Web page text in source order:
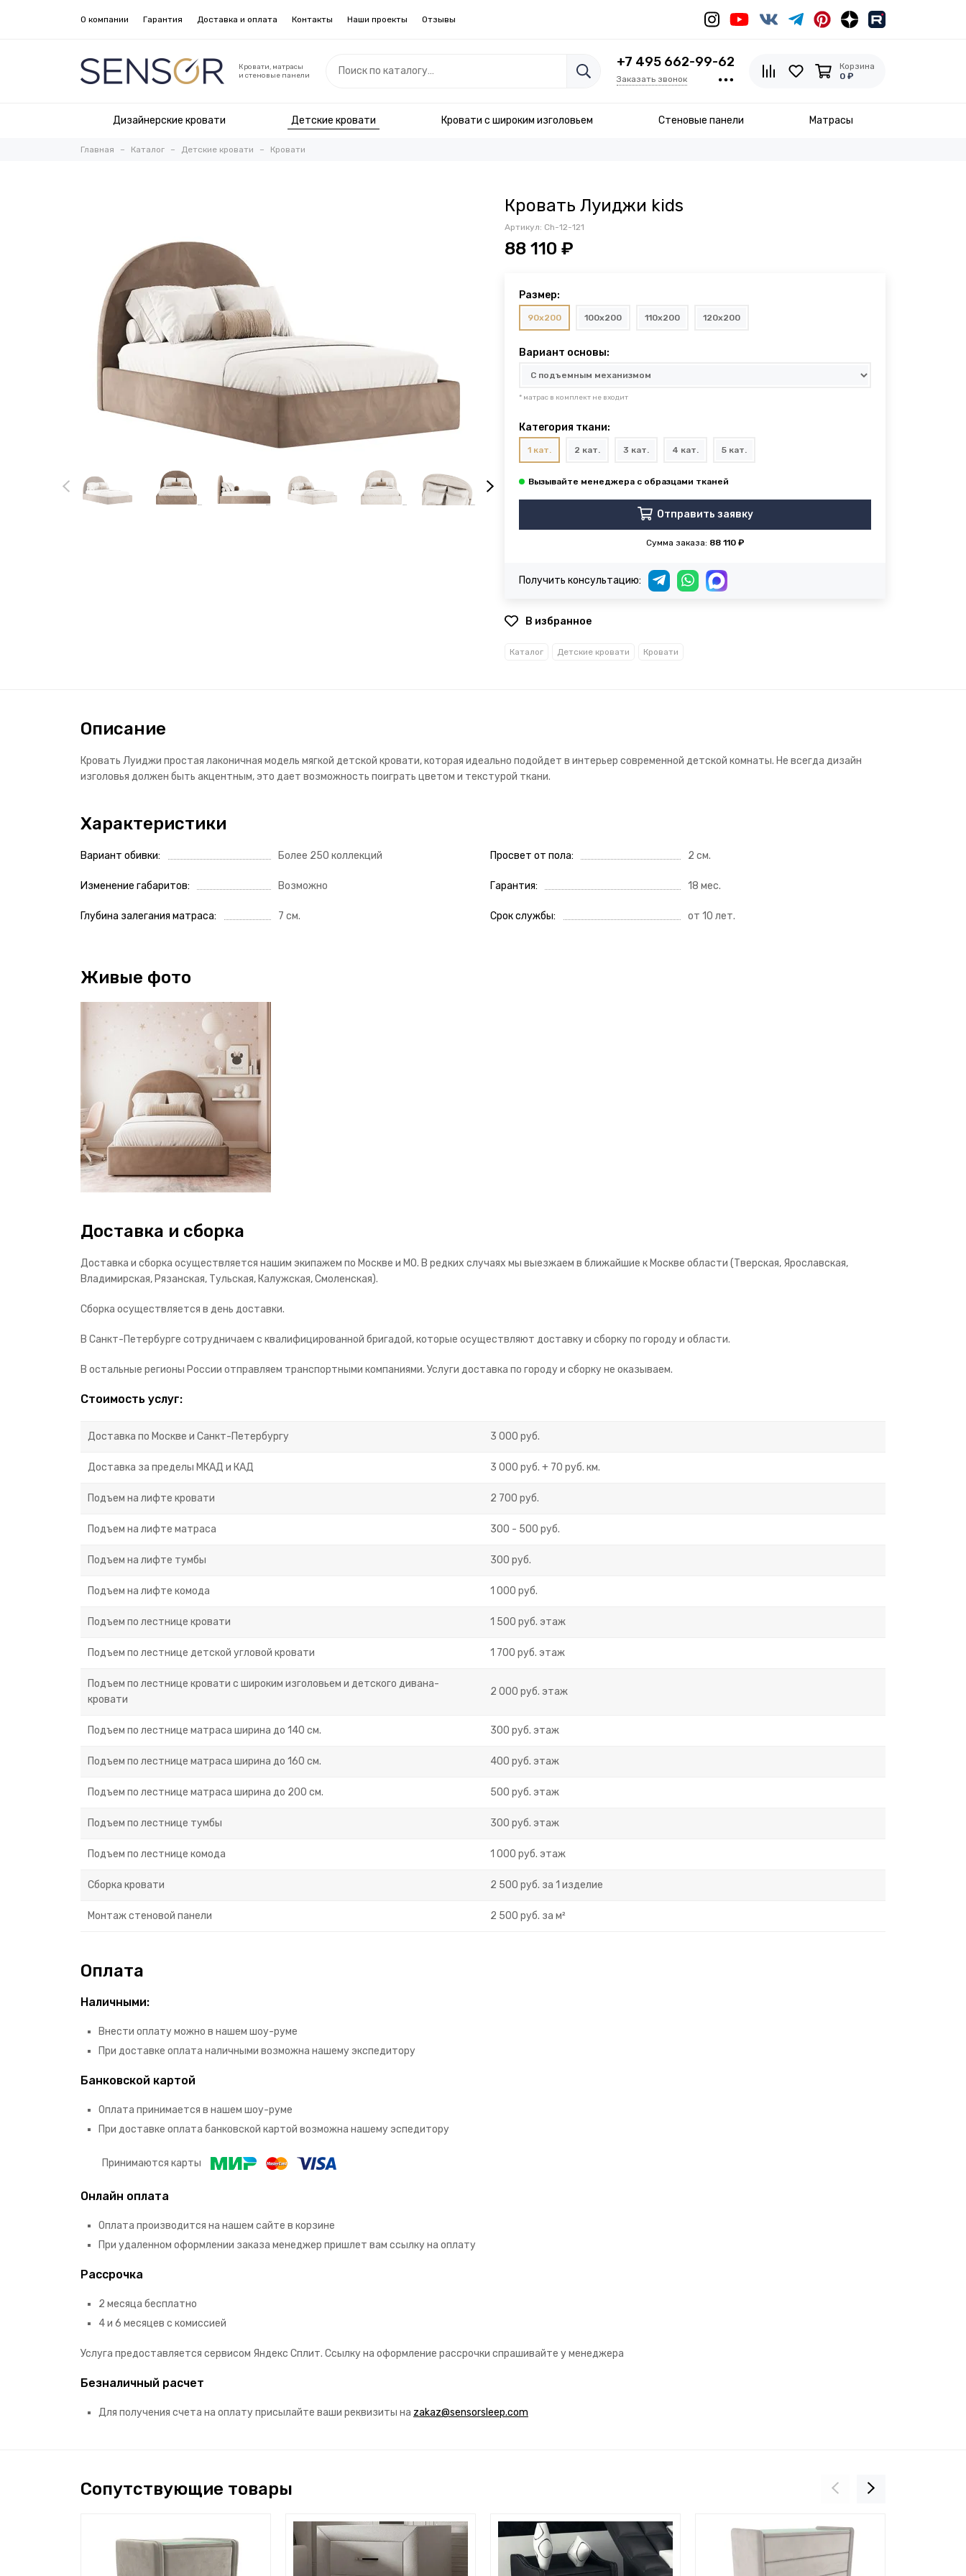
О компании Гарантия Доставка и оплата Контакты Наши проекты Отзывы
Кровати, матрасы
и стеновые панели
+7 495 662-99-62
Заказать звонок
Корзина
0 ₽
Дизайнерские кровати Детские кровати Кровати с широким изголовьем Стеновые панели Матрасы
Главная Каталог Детские кровати Кровати
Кровать Луиджи kids
Артикул: Ch-12-121
88 110 ₽
Размер:
90x200 100x200 110x200 120x200
Вариант основы:
* матрас в комплект не входит
Категория ткани:
1 кат. 2 кат. 3 кат. 4 кат. 5 кат.
Отправить заявку
Сумма заказа: 88 110 ₽
Получить консультацию:
В избранное
Каталог Детские кровати Кровати
Описание
Кровать Луиджи простая лаконичная модель мягкой детской кровати, которая идеально подойдет в интерьер современной детской комнаты. Не всегда дизайн
изголовья должен быть акцентным, это дает возможность поиграть цветом и текстурой ткани.
Характеристики
Вариант обивки Более 250 коллекций
Изменение габаритов Возможно
Глубина залегания матраса 7 см.
Просвет от пола 2 см.
Гарантия 18 мес.
Срок службы от 10 лет.
Живые фото
Доставка и сборка
Доставка и сборка осуществляется нашим экипажем по Москве и МО. В редких случаях мы выезжаем в ближайшие к Москве области (Тверская, Ярославская,
Владимирская, Рязанская, Тульская, Калужская, Смоленская).
Сборка осуществляется в день доставки.
В Санкт-Петербурге сотрудничаем с квалифицированной бригадой, которые осуществляют доставку и сборку по городу и области.
В остальные регионы России отправляем транспортными компаниями. Услуги доставка по городу и сборку не оказываем.
Стоимость услуг:
Доставка по Москве и Санкт-Петербургу 3 000 руб.
Доставка за пределы МКАД и КАД 3 000 руб. + 70 руб. км.
Подъем на лифте кровати 2 700 руб.
Подъем на лифте матраса 300 - 500 руб.
Подъем на лифте тумбы 300 руб.
Подъем на лифте комода 1 000 руб.
Подъем по лестнице кровати 1 500 руб. этаж
Подъем по лестнице детской угловой кровати 1 700 руб. этаж
Подъем по лестнице кровати с широким изголовьем и детского дивана-
кровати
2 000 руб. этаж
Подъем по лестнице матраса ширина до 140 см. 300 руб. этаж
Подъем по лестнице матраса ширина до 160 см. 400 руб. этаж
Подъем по лестнице матраса ширина до 200 см. 500 руб. этаж
Подъем по лестнице тумбы 300 руб. этаж
Подъем по лестнице комода 1 000 руб. этаж
Сборка кровати 2 500 руб. за 1 изделие
Монтаж стеновой панели 2 500 руб. за м²
Оплата
Наличными:
Внести оплату можно в нашем шоу-руме
При доставке оплата наличными возможна нашему экспедитору
Банковской картой
Оплата принимается в нашем шоу-руме
При доставке оплата банковской картой возможна нашему эспедитору
Принимаются карты
Онлайн оплата
Оплата производится на нашем сайте в корзине
При удаленном оформлении заказа менеджер пришлет вам ссылку на оплату
Рассрочка
2 месяца бесплатно
4 и 6 месяцев с комиссией
Услуга предоставляется сервисом Яндекс Сплит. Ссылку на оформление рассрочки спрашивайте у менеджера
Безналичный расчет
Для получения счета на оплату присылайте ваши реквизиты на zakaz@sensorsleep.com
Сопутствующие товары